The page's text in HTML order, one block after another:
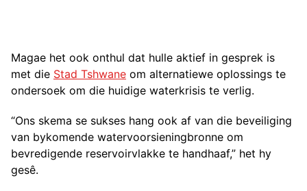
Magae het ook onthul dat hulle aktief in gesprek is
met die Stad Tshwane om alternatiewe oplossings te
ondersoek om die huidige waterkrisis te verlig.
“Ons skema se sukses hang ook af van die beveiliging
van bykomende watervoorsieningbronne om
bevredigende reservoirvlakke te handhaaf,” het hy
gesê.